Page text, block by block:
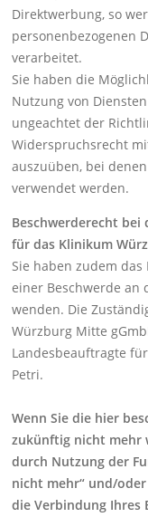
Direktwerbung, so
personenbezogenen
verarbeitet.
Sie haben die
Nutzung von
ungeachtet der
Widerspruchsrecht
auszuüben, bei
verwendet werden.
Beschwerderecht
für das Klinikum
Sie haben zudem das
einer Beschwerde an
wenden. Die
Würzburg Mitte
Landesbeauftragte
Petri.
Wenn Sie die hier
zukünftig nicht mehr
durch Nutzung der
nicht mehr“ und/
die Verbindung Ihres